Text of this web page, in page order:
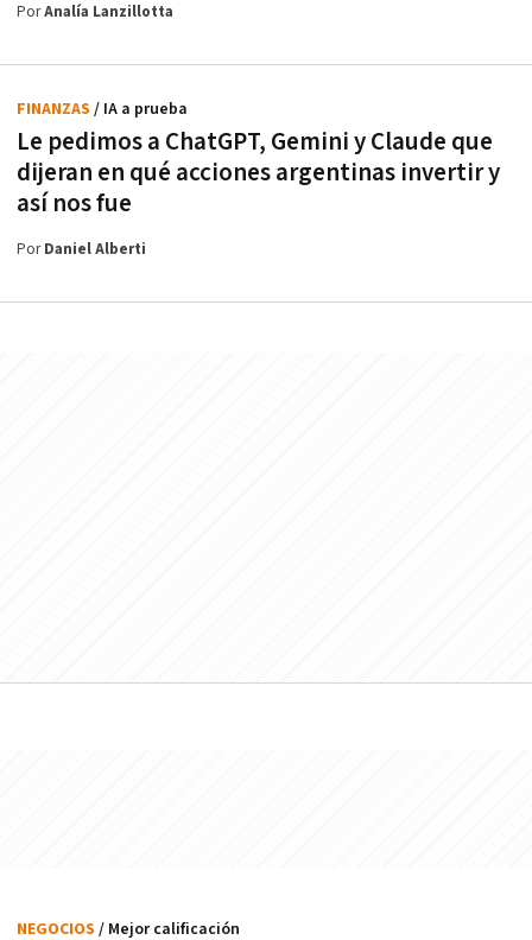
PorAnalía Lanzillotta
Le pedimos a ChatGPT, Gemini y Claude que
dijeran en qué acciones argentinas invertir y
así nos fue
FINANZAS / IA a prueba
PorDaniel Alberti
NEGOCIOS / Mejor calificación